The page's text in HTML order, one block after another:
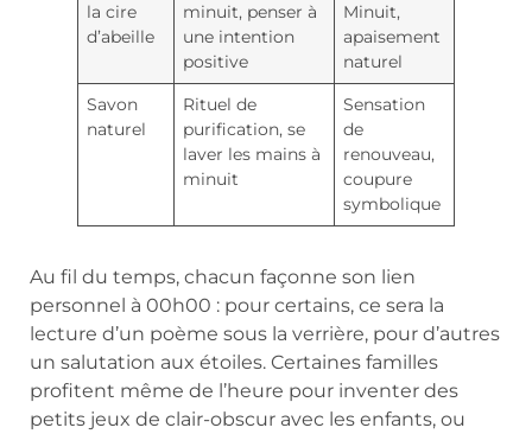
la cire
d’abeille
minuit, penser à
une intention
positive
Minuit,
apaisement
naturel
Savon
naturel
Rituel de
purification, se
laver les mains à
minuit
Sensation
de
renouveau,
coupure
symbolique
Au fil du temps, chacun façonne son lien
personnel à 00h00 : pour certains, ce sera la
lecture d’un poème sous la verrière, pour d’autres
un salutation aux étoiles. Certaines familles
profitent même de l’heure pour inventer des
petits jeux de clair-obscur avec les enfants, ou